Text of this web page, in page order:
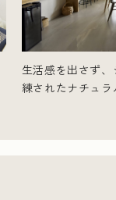
生活感を出さず
練されたナチュ